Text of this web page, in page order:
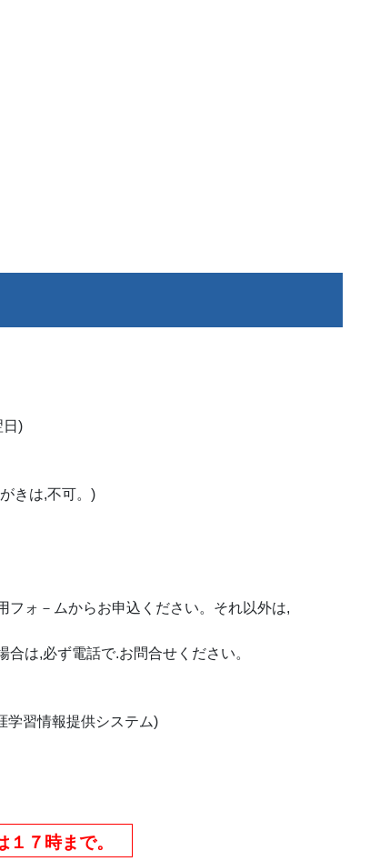
)
きは,不可。)
ォ－ムからお申込ください。それ以外は,
,必ず電話で.お問合せください。
学習情報提供システム)
７時まで。